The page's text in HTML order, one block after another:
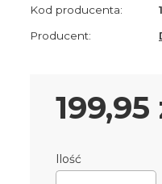
Kod producenta:
Producent:
Cena
199,95
Ilość